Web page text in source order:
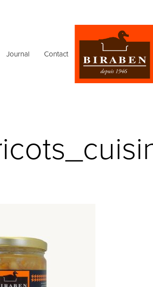
Journal Contact